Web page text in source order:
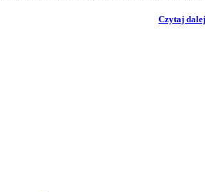
Czytaj dalej